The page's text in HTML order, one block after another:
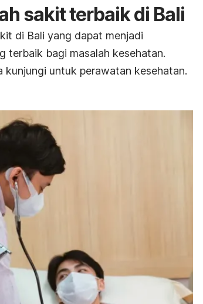
sakit terbaik di Bali
di Bali yang dapat menjadi
terbaik bagi masalah kesehatan.
untuk perawatan kesehatan.